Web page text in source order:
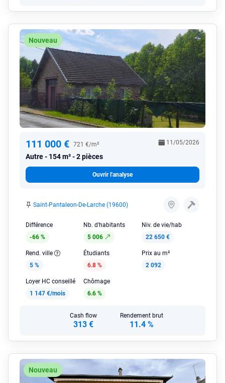
Nouveau
111 000 € 721 €/m²
Autre 154 m² - 2 pièces
11/05/2026
Ouvrir l'analyse
Saint-Pantaleon-De-Larche (19600)
Différence
-66 %
Nb. d'habitants
5 006
Niv. de vie/hab
22 650 €
Rend. ville
5 %
Étudiants
6.8 %
Prix au m²
2 092
Loyer HC conseillé
1 147 €/mois
Chômage
6.6 %
Cash flow
313 €
Rendement brut
11.4 %
Nouveau